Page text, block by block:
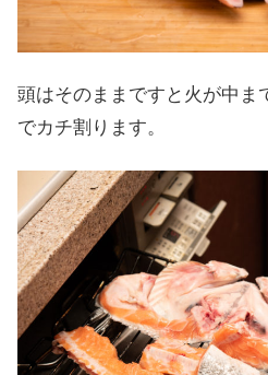
頭はそのままですと火が中ま
でカチ割ります。